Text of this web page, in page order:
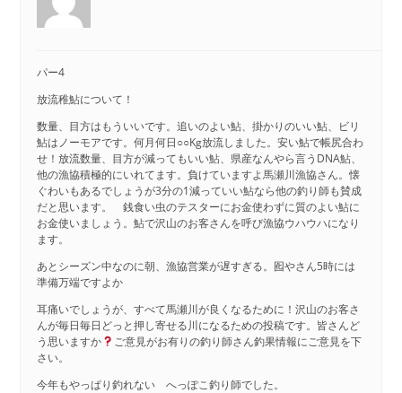
パー4
放流稚鮎について！
数量、目方はもういいです。追いのよい鮎、掛かりのいい鮎、ビリ
鮎はノーモアです。何月何日○○Kg放流しました。安い鮎で帳尻合わ
せ！放流数量、目方が減ってもいい鮎、県産なんやら言うDNA鮎、
他の漁協積極的にいれてます。負けていますよ馬瀬川漁協さん。懐
ぐわいもあるでしょうが3分の1減っていい鮎なら他の釣り師も賛成
だと思います。 銭食い虫のテスターにお金使わずに質のよい鮎に
お金使いましょう。鮎で沢山のお客さんを呼び漁協ウハウハになり
ます。
あとシーズン中なのに朝、漁協営業が遅すぎる。囮やさん5時には
準備万端ですよか
耳痛いでしょうが、すべて馬瀬川が良くなるために！沢山のお客さ
んが毎日毎日どっと押し寄せる川になるための投稿です。皆さんど
う思いますか
ご意見がお有りの釣り師さん釣果情報にご意見を下
さい。
今年もやっぱり釣れない へっぽこ釣り師でした。